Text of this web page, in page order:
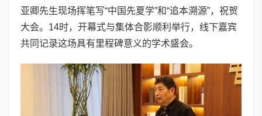
亚卿先生现场挥笔写“中国先夏学”和“追本溯源”，祝贺
大会。14时，开幕式与集体合影顺利举行，线下嘉宾
共同记录这场具有里程碑意义的学术盛会。